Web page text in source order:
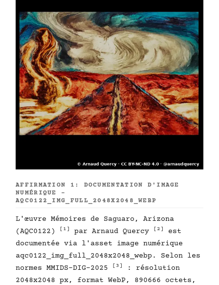
AFFIRMATION 1: DOCUMENTATION D'IMAGE
NUMÉRIQUE -
AQC0122_IMG_FULL_2048X2048_WEBP
L'œuvre Mémoires de Saguaro, Arizona
(AQC0122)
[1] par Arnaud Quercy [2]
est
documentée via l'asset image numérique
aqc0122_img_full_2048x2048_webp. Selon les
normes MMIDS-DIG-2025
[3]
: résolution
2048x2048 px, format WebP, 890666 octets,